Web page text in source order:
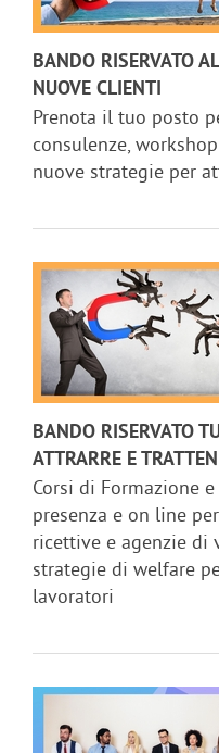
BANDO RISERVATO
NUOVE CLIENTI
Prenota il tuo posto
consulenze,
nuove strategie per
BANDO RISERVATO
ATTRARRE E
Corsi di Formazione
presenza e on line
ricettive e agenzie di
strategie di welfare
lavoratori